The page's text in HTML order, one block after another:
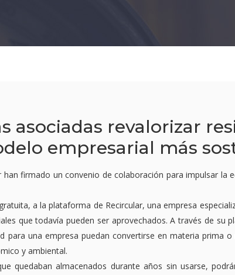
asociadas revalorizar
empresarial más
firmado un convenio de colaboración para impulsar la
a la plataforma de Recircular, una empresa
que todavía pueden ser aprovechados. A través de su
una empresa puedan convertirse en materia prima
y ambiental.
quedaban almacenados durante años sin usarse,